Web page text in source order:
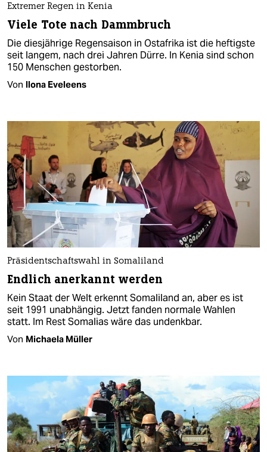
Extremer Regen in Kenia
Viele Tote nach Dammbruch
Die diesjährige Regensaison in Ostafrika ist die heftigste
seit langem, nach drei Jahren Dürre. In Kenia sind schon
150 Menschen gestorben.
Von Ilona Eveleens
Präsidentschaftswahl in Somaliland
Endlich anerkannt werden
Kein Staat der Welt erkennt Somaliland an, aber es ist
seit 1991 unabhängig. Jetzt fanden normale Wahlen
statt. Im Rest Somalias wäre das undenkbar.
Von Michaela Müller